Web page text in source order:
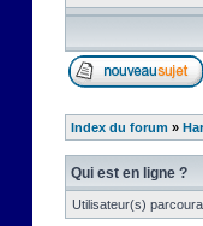
Index du forum »
Qui est en ligne ?
Utilisateur(s)